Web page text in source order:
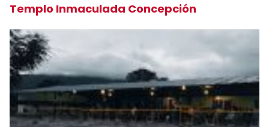
Templo Inmaculada Concepción